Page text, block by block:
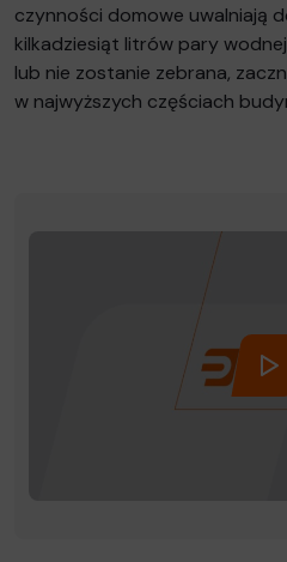
czynności domowe uwalniają
kilkadziesiąt litrów pary
lub nie zostanie zebrana,
w najwyższych częściach